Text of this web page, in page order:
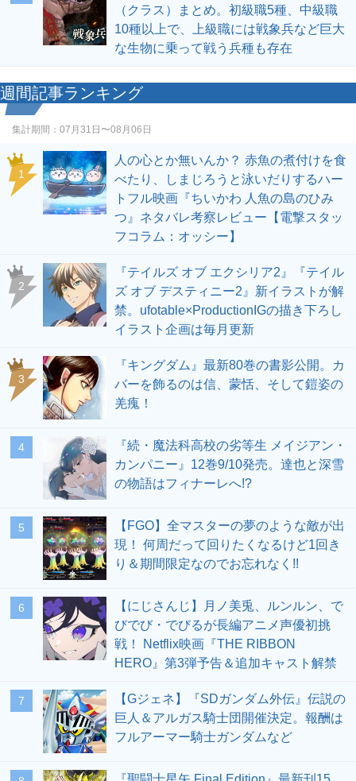
（クラス）まとめ。初級職5種、中級職
10種以上で、上級職には戦象兵など巨大
な生物に乗って戦う兵種も存在
週間記事ランキング
集計期間： 07月31日〜08月06日
1
人の心とか無いんか？ 赤魚の煮付けを食
べたり、しまじろうと泳いだりするハー
トフル映画『ちいかわ 人魚の島のひみ
つ』ネタバレ考察レビュー【電撃スタッ
フコラム：オッシー】
2
『テイルズ オブ エクシリア2』『テイル
ズ オブ デスティニー2』新イラストが解
禁。ufotable×ProductionIGの描き下ろし
イラスト企画は毎月更新
3
『キングダム』最新80巻の書影公開。カ
バーを飾るのは信、蒙恬、そして鎧姿の
羌瘣！
4
『続・魔法科高校の劣等生 メイジアン・
カンパニー』12巻9/10発売。達也と深雪
の物語はフィナーレへ!?
5
【FGO】全マスターの夢のような敵が出
現！ 何周だって回りたくなるけど1回き
り＆期間限定なのでお忘れなく!!
6
【にじさんじ】月ノ美兎、ルンルン、で
びでび・でびるが長編アニメ声優初挑
戦！ Netflix映画『THE RIBBON
HERO』第3弾予告＆追加キャスト解禁
7
【Gジェネ】『SDガンダム外伝』伝説の
巨人＆アルガス騎士団開催決定。報酬は
フルアーマー騎士ガンダムなど